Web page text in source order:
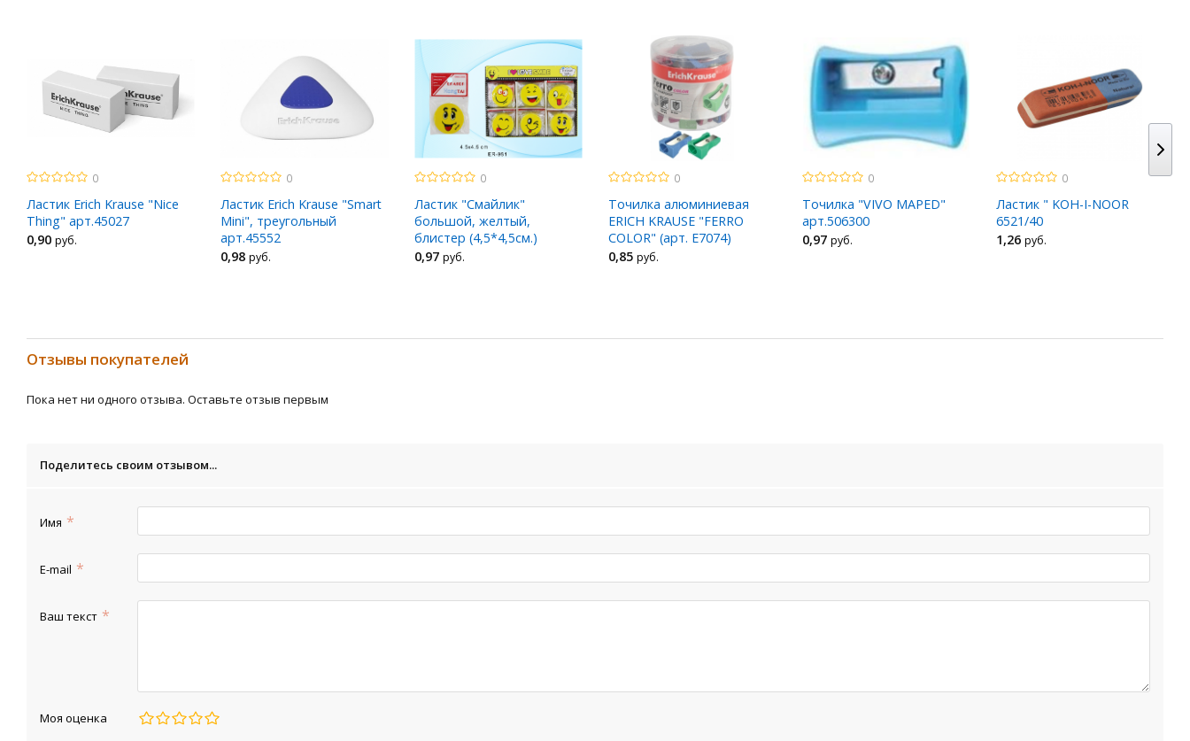
0
Ластик Erich Krause "Nice
Thing" арт.45027
0,90 руб.
0
Ластик Erich Krause "Smart
Mini", треугольный
арт.45552
0,98 руб.
0
Ластик "Смайлик"
большой, желтый,
блистер (4,5*4,5см.)
0,97 руб.
0
Точилка алюминиевая
ERICH KRAUSE "FERRO
COLOR" (арт. E7074)
0,85 руб.
0
Точилка "VIVO MAPED"
арт.506300
0,97 руб.
0
Ластик " KOH-I-NOOR
6521/40
1,26 руб.
Отзывы покупателей
Пока нет ни одного отзыва. Оставьте отзыв первым
Поделитесь своим отзывом...
Имя
E-mail
Ваш текст
Моя оценка